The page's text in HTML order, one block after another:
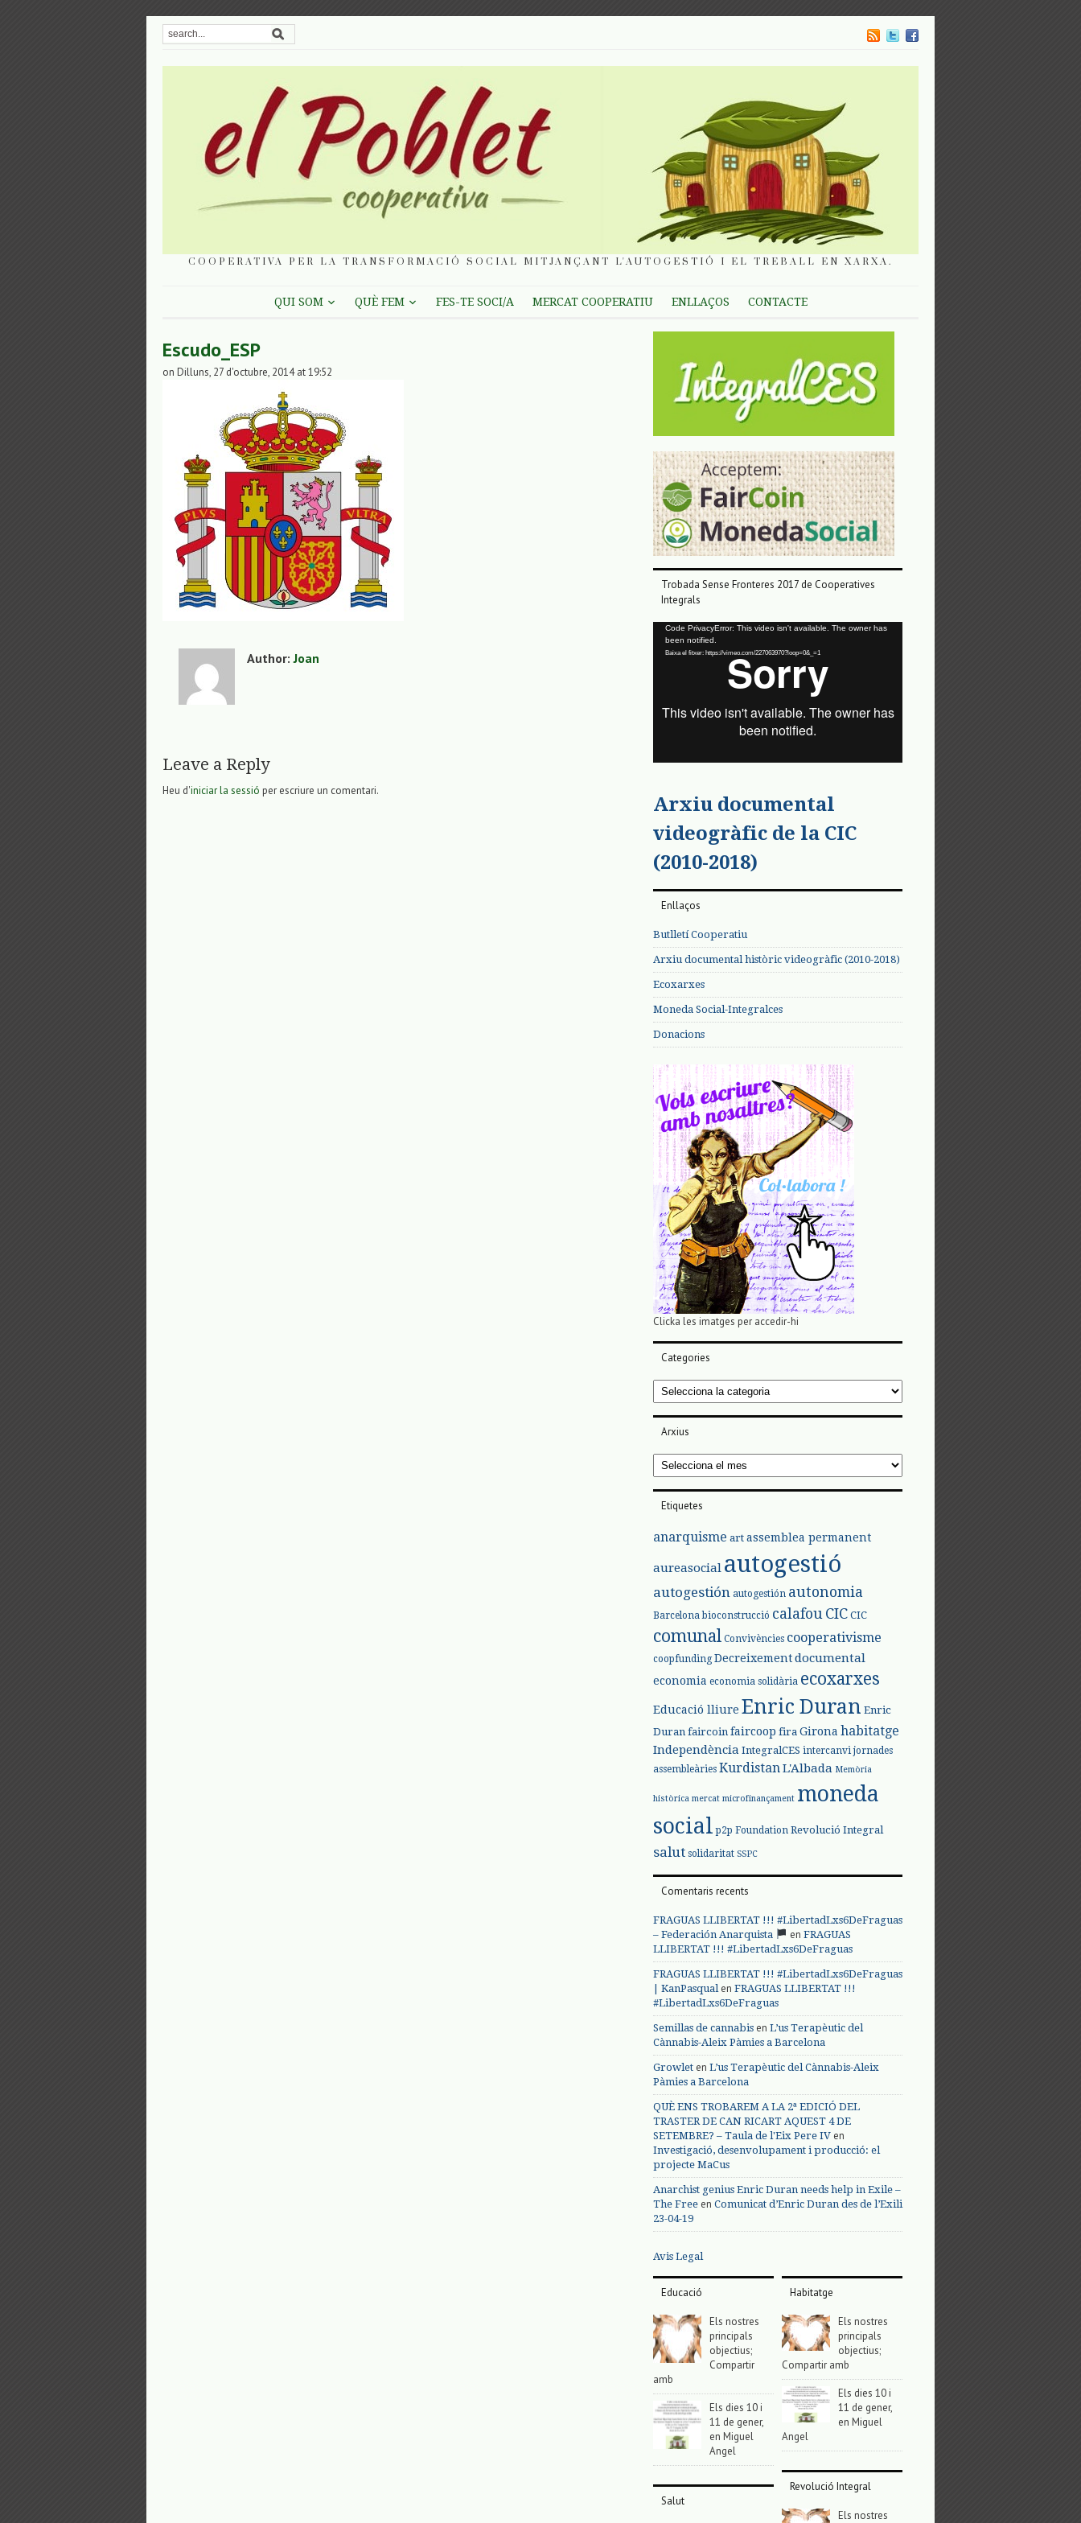
COOPERATIVA PER LA TRANSFORMACIÓ SOCIAL MITJANÇANT L'AUTOGESTIÓ I EL TREBALL EN XARXA.
QUI SOM QUÈ FEM FES-TE SOCI/A MERCAT COOPERATIU ENLLAÇOS CONTACTE
Escudo_ESP
on Dilluns, 27 d'octubre, 2014 at 19:52
Author:Joan
Leave a Reply
Heu d'iniciar la sessió per escriure un comentari.
Trobada Sense Fronteres 2017 de Cooperatives
Integrals
Reproductor
vídeo
Code PrivacyError: This video isn't available. The owner has
been notified.
Baixa el fitxer: https://vimeo.com/227063970?loop=0&_=1
Arxiu documental
videogràfic de la CIC
(2010-2018)
Enllaços
Butlletí Cooperatiu
Arxiu documental històric videogràfic (2010-2018)
Ecoxarxes
Moneda Social-Integralces
Donacions
Clicka les imatges per accedir-hi
Categories
Categories
Arxius
Arxius
Etiquetes
anarquisme art assemblea permanent
aureasocial autogestió
autogestión autogestión autonomia
Barcelona bioconstrucció calafou CIC CIC
comunal Convivències cooperativisme
coopfunding Decreixementdocumental
economia economia solidària ecoxarxes
Educació lliure Enric Duran Enric
Duran faircoin faircoop fira Girona habitatge
Independència IntegralCES intercanvi jornades
assembleàries Kurdistan L'Albada Memòria
històrica mercat microfinançament moneda
social p2p Foundation Revolució Integral
salut solidaritat SSPC
Comentaris recents
FRAGUAS LLIBERTAT !!! #LibertadLxs6DeFraguas
– Federación Anarquista
en FRAGUAS
LLIBERTAT !!! #LibertadLxs6DeFraguas
FRAGUAS LLIBERTAT !!! #LibertadLxs6DeFraguas
| KanPasqualen FRAGUAS LLIBERTAT !!!
#LibertadLxs6DeFraguas
Semillas de cannabis en L’us Terapèutic del
Cànnabis-Aleix Pàmies a Barcelona
Growlet en L’us Terapèutic del Cànnabis-Aleix
Pàmies a Barcelona
QUÈ ENS TROBAREM A LA 2ª EDICIÓ DEL
TRASTER DE CAN RICART AQUEST 4 DE
SETEMBRE? – Taula de l'Eix Pere IV en
Investigació, desenvolupament i producció: el
projecte MaCus
Anarchist genius Enric Duran needs help in Exile –
The Free en Comunicat d’Enric Duran des de l’Exili
23-04-19
Avis Legal
Educació
Els nostres
principals
objectius;
Compartir
amb
Els dies 10 i
11 de gener,
en Miguel
Angel
Salut
Habitatge
Els nostres
principals
objectius;
Compartir amb
Els dies 10 i
11 de gener,
en Miguel
Angel
Revolució Integral
Els nostres